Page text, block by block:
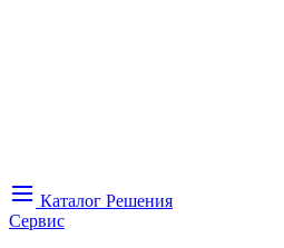
Каталог Решения
Сервис